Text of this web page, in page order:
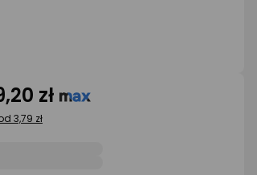
zł
3,79 zł